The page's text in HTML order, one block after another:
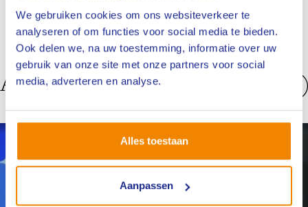
We gebruiken cookies om ons websiteverkeer te
analyseren of om functies voor social media te bieden.
Ook delen we, na uw toestemming, informatie over uw
gebruik van onze site met onze partners voor social
media, adverteren en analyse.
Alles toestaan
Aanpassen
Anderen bekeken ook
Bekijk alles